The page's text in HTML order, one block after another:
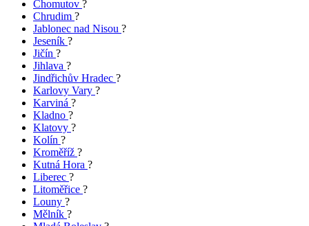
Chomutov ?
Chrudim ?
Jablonec nad Nisou ?
Jeseník ?
Jičín ?
Jihlava ?
Jindřichův Hradec ?
Karlovy Vary ?
Karviná ?
Kladno ?
Klatovy ?
Kolín ?
Kroměříž ?
Kutná Hora ?
Liberec ?
Litoměřice ?
Louny ?
Mělník ?